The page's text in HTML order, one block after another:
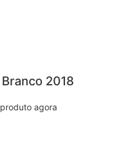
2018
agora